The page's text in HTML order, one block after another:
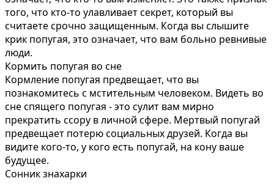
того, что кто-то улавливает секрет, который вы
считаете срочно защищенным. Когда вы слышите
крик попугая, это означает, что вам больно ревнивые
люди.
Кормить попугая во сне
Кормление попугая предвещает, что вы
познакомитесь с мстительным человеком. Видеть во
сне спящего попугая - это сулит вам мирно
прекратить ссору в личной сфере. Мертвый попугай
предвещает потерю социальных друзей. Когда вы
видите кого-то, у кого есть попугай, на кону ваше
будущее.
Сонник знахарки